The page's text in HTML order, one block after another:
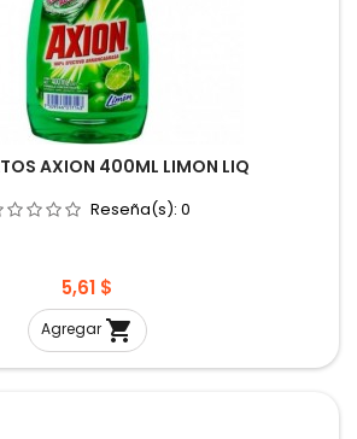
AXION 400ML LIMON LIQ
Reseña(s): 0
Precio
5,61 $
Agregar 